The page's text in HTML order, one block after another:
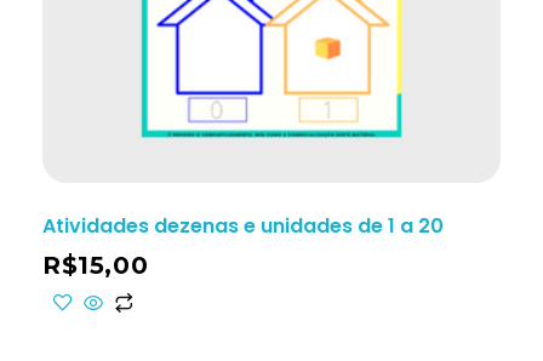
Atividades dezenas e unidades de 1 a 20
R$15,00